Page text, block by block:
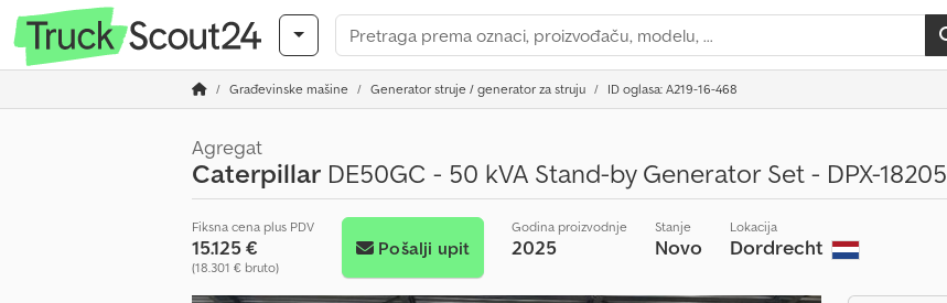
Građevinske mašine Generator struje / generator za struju ID oglasa: A219-16-468
Agregat
Caterpillar DE50GC - 50 kVA Stand-by Generator Set - DPX-18205
Fiksna cena plus PDV
15.125 €
(18.301 € bruto)
Pošalji upit
Godina proizvodnje
2025
Stanje
Novo
Lokacija
Dordrecht